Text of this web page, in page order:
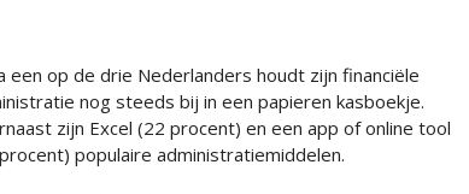
een op de drie Nederlanders houdt zijn financiële
nog steeds bij in een papieren kasboekje.
zijn Excel (22 procent) en een app of online tool
populaire administratiemiddelen.